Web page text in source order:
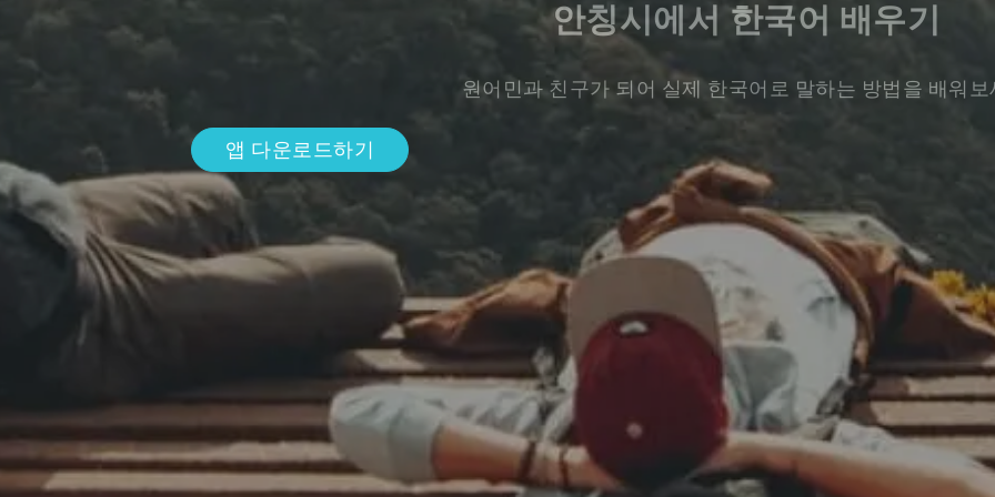
안칭시에서 한국어 배우기
원어민과 친구가 되어 실제 한국어로 말하는 방법을 배워보
앱 다운로드하기